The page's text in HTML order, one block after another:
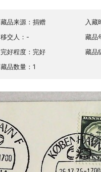
藏品来源：捐赠
入藏
移交人：-
藏品
完好程度：完好
藏品
藏品数量：1